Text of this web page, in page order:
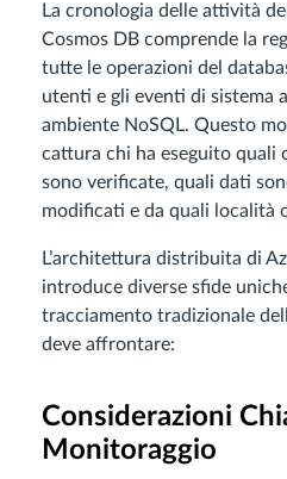
La cronologia delle attività
Cosmos DB comprende la
tutte le operazioni del
utenti e gli eventi di sistema
ambiente NoSQL. Questo
cattura chi ha eseguito quali
sono verificate, quali dati
modificati e da quali località
L’architettura distribuita di
introduce diverse sfide
tracciamento tradizionale
deve affrontare:
Considerazioni
Monitoraggio